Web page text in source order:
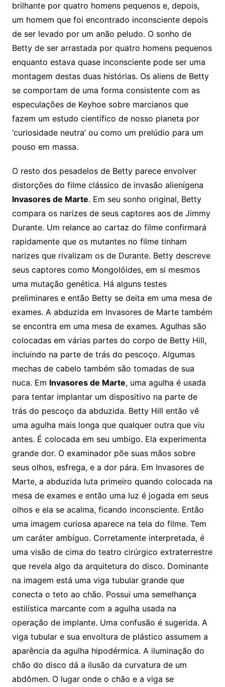
brilhante por quatro homens pequenos e, depois,
um homem que foi encontrado inconsciente depois
de ser levado por um anão peludo. O sonho de
Betty de ser arrastada por quatro homens pequenos
enquanto estava quase inconsciente pode ser uma
montagem destas duas histórias. Os aliens de Betty
se comportam de uma forma consistente com as
especulações de Keyhoe sobre marcianos que
fazem um estudo científico de nosso planeta por
‘curiosidade neutra’ ou como um prelúdio para um
pouso em massa.
O resto dos pesadelos de Betty parece envolver
distorções do filme clássico de invasão alienígena
Invasores de Marte. Em seu sonho original, Betty
compara os narizes de seus captores aos de Jimmy
Durante. Um relance ao cartaz do filme confirmará
rapidamente que os mutantes no filme tinham
narizes que rivalizam os de Durante. Betty descreve
seus captores como Mongolóides, em si mesmos
uma mutação genética. Há alguns testes
preliminares e então Betty se deita em uma mesa de
exames. A abduzida em Invasores de Marte também
se encontra em uma mesa de exames. Agulhas são
colocadas em várias partes do corpo de Betty Hill,
incluindo na parte de trás do pescoço. Algumas
mechas de cabelo também são tomadas de sua
nuca. Em Invasores de Marte, uma agulha é usada
para tentar implantar um dispositivo na parte de
trás do pescoço da abduzida. Betty Hill então vê
uma agulha mais longa que qualquer outra que viu
antes. É colocada em seu umbigo. Ela experimenta
grande dor. O examinador põe suas mãos sobre
seus olhos, esfrega, e a dor pára. Em Invasores de
Marte, a abduzida luta primeiro quando colocada na
mesa de exames e então uma luz é jogada em seus
olhos e ela se acalma, ficando inconsciente. Então
uma imagem curiosa aparece na tela do filme. Tem
um caráter ambíguo. Corretamente interpretada, é
uma visão de cima do teatro cirúrgico extraterrestre
que revela algo da arquitetura do disco. Dominante
na imagem está uma viga tubular grande que
conecta o teto ao chão. Possui uma semelhança
estilística marcante com a agulha usada na
operação de implante. Uma confusão é sugerida. A
viga tubular e sua envoltura de plástico assumem a
aparência da agulha hipodérmica. A iluminação do
chão do disco dá a ilusão da curvatura de um
abdômen. O lugar onde o chão e a viga se